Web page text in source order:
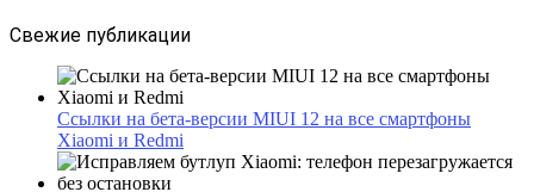
Свежие публикации
Ссылки на бета-версии MIUI 12 на все смартфоны
Xiaomi и Redmi